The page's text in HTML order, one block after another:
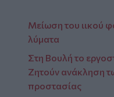
Μείωση του ιικού
λύματα
Στη Βουλή το
Ζητούν ανάκληση
προστασίας